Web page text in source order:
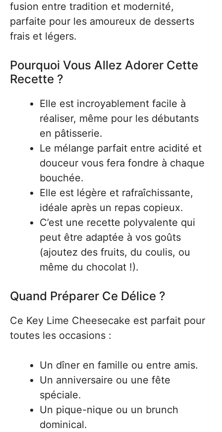
fusion entre tradition et modernité,
parfaite pour les amoureux de desserts
frais et légers.
Pourquoi Vous Allez Adorer Cette
Recette ?
Elle est incroyablement facile à
réaliser, même pour les débutants
en pâtisserie.
Le mélange parfait entre acidité et
douceur vous fera fondre à chaque
bouchée.
Elle est légère et rafraîchissante,
idéale après un repas copieux.
C’est une recette polyvalente qui
peut être adaptée à vos goûts
(ajoutez des fruits, du coulis, ou
même du chocolat !).
Quand Préparer Ce Délice ?
Ce Key Lime Cheesecake est parfait pour
toutes les occasions :
Un dîner en famille ou entre amis.
Un anniversaire ou une fête
spéciale.
Un pique-nique ou un brunch
dominical.